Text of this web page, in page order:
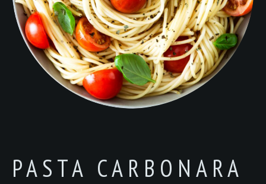
PASTA CARBONARA